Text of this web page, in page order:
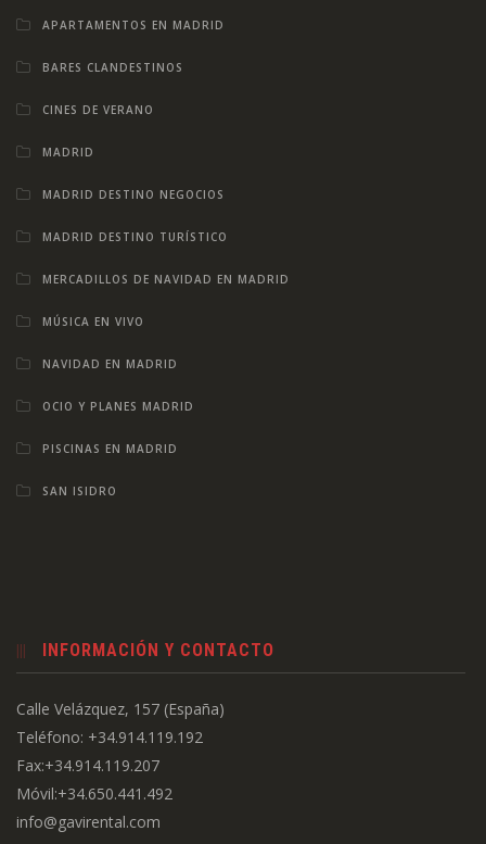
APARTAMENTOS EN MADRID
BARES CLANDESTINOS
CINES DE VERANO
MADRID
MADRID DESTINO NEGOCIOS
MADRID DESTINO TURÍSTICO
MERCADILLOS DE NAVIDAD EN MADRID
MÚSICA EN VIVO
NAVIDAD EN MADRID
OCIO Y PLANES MADRID
PISCINAS EN MADRID
SAN ISIDRO
INFORMACIÓN Y CONTACTO
Calle Velázquez, 157 (España)
Teléfono: +34.914.119.192
Fax:+34.914.119.207
Móvil:+34.650.441.492
info@gavirental.com